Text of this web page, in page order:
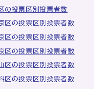
の投票区別投票者数
区の投票区別投票者数
区の投票区別投票者数
区の投票区別投票者数
区の投票区別投票者数
区の投票区別投票者数